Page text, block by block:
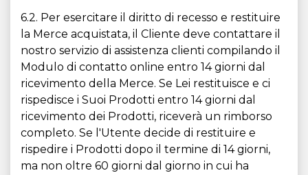
6.2. Per esercitare il diritto di recesso e restituire
la Merce acquistata, il Cliente deve contattare il
nostro servizio di assistenza clienti compilando il
Modulo di contatto online entro 14 giorni dal
ricevimento della Merce. Se Lei restituisce e ci
rispedisce i Suoi Prodotti entro 14 giorni dal
ricevimento dei Prodotti, riceverà un rimborso
completo. Se l'Utente decide di restituire e
rispedire i Prodotti dopo il termine di 14 giorni,
ma non oltre 60 giorni dal giorno in cui ha